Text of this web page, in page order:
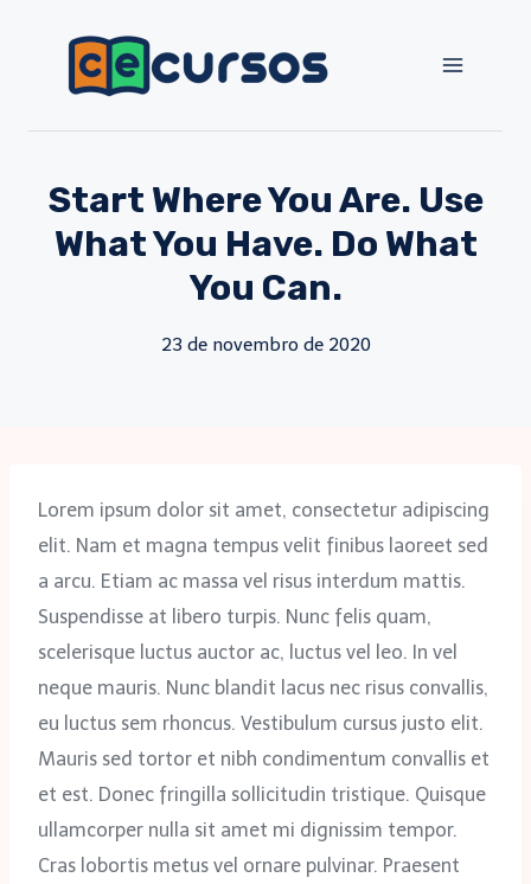
Start Where You Are. Use
What You Have. Do What
You Can.
23 de novembro de 2020
Lorem ipsum dolor sit amet, consectetur adipiscing
elit. Nam et magna tempus velit finibus laoreet sed
a arcu. Etiam ac massa vel risus interdum mattis.
Suspendisse at libero turpis. Nunc felis quam,
scelerisque luctus auctor ac, luctus vel leo. In vel
neque mauris. Nunc blandit lacus nec risus convallis,
eu luctus sem rhoncus. Vestibulum cursus justo elit.
Mauris sed tortor et nibh condimentum convallis et
et est. Donec fringilla sollicitudin tristique. Quisque
ullamcorper nulla sit amet mi dignissim tempor.
Cras lobortis metus vel ornare pulvinar. Praesent